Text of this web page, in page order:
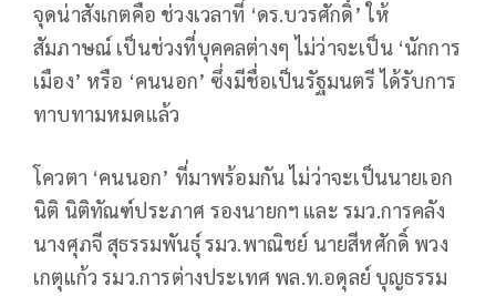
จุดน่าสังเกตคือ ช่วงเวลาที่ ‘ดร.บวรศักดิ์’ ให้
สัมภาษณ์ เป็นช่วงที่บุคคลต่างๆ ไม่ว่าจะเป็น ‘นักการ
เมือง’ หรือ ‘คนนอก’ ซึ่งมีชื่อเป็นรัฐมนตรี ได้รับการ
ทาบทามหมดแล้ว
โควตา ‘คนนอก’ ที่มาพร้อมกัน ไม่ว่าจะเป็นนายเอก
นิติ นิติทัณฑ์ประภาศ รองนายกฯ และ รมว.การคลัง
นางศุภจี สุธรรมพันธุ์ รมว.พาณิชย์ นายสีหศักดิ์ พวง
เกตุแก้ว รมว.การต่างประเทศ พล.ท.อดุลย์ บุญธรรม